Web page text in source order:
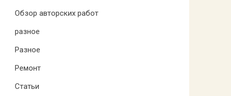
Обзор авторских работ
разное
Разное
Ремонт
Статьи